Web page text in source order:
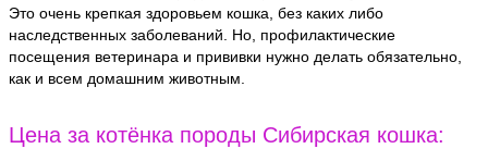
Это очень крепкая здоровьем кошка, без каких либо
наследственных заболеваний. Но, профилактические
посещения ветеринара и прививки нужно делать обязательно,
как и всем домашним животным.
Цена за котёнка породы Сибирская кошка: